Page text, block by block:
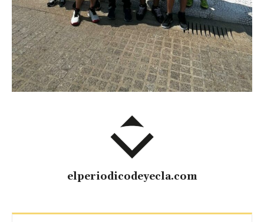
elperiodicodeyecla.com